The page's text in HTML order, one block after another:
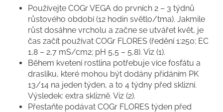
Používejte COGr VEGA do prvních 2 – 3 týdnů
růstového období (12 hodin světlo/tma). Jakmile
růst dosáhne vrcholu a začne se utvářet květ, je
čas začít používat COGr FLORES (ředění 1:250; EC
1,8 – 2,7 mS/cm2; pH 5,5 – 5,8). Viz (1).
Během kvetení rostlina potřebuje více fosfátu a
draslíku, které mohou být dodány přidáním PK
13/14 na jeden týden, a to 4 týdny před sklizní.
Výsledek: extra sklizně. Viz (2).
Přestaňte podávat COGr FLORES týden před